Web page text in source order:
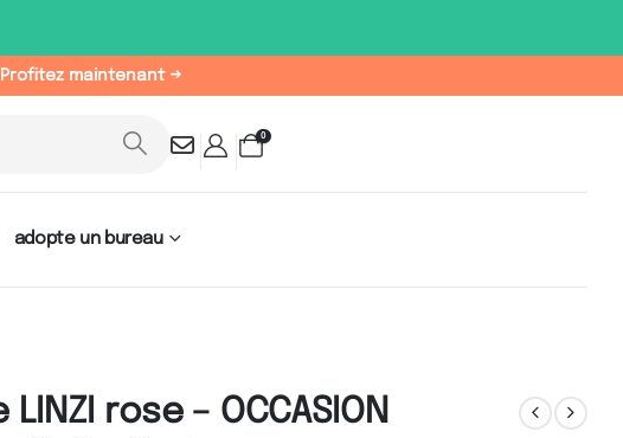
Profitez maintenant →
0
adopte un bureau
rose – OCCASION